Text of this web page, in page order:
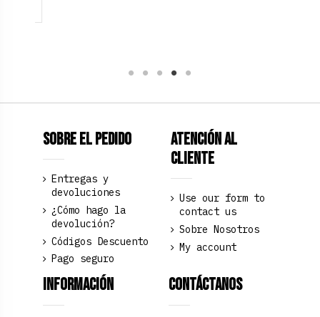
Sobre el pedido
Entregas y
devoluciones
¿Cómo hago la
devolución?
Códigos Descuento
Pago seguro
Atención al
Cliente
Use our form to
contact us
Sobre Nosotros
My account
Información Contáctanos